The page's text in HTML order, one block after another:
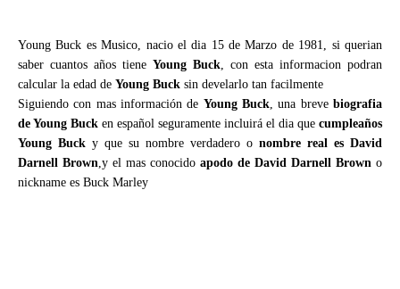
Young Buck es Musico, nacio el dia 15 de Marzo de 1981, si querian
saber cuantos años tiene Young Buck, con esta informacion podran
calcular la edad de Young Buck sin develarlo tan facilmente
Siguiendo con mas información de Young Buck, una brevebiografia
de Young Buck en español seguramente incluirá el dia que cumpleaños
Young Buck y que su nombre verdadero o nombre real es David
Darnell Brown,y el mas conocido apodo de David Darnell Brown o
nickname es Buck Marley